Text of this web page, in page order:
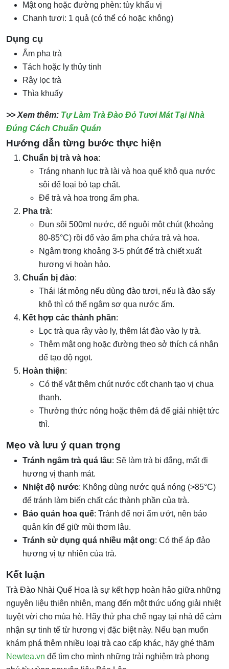
Mật ong hoặc đường phèn: tùy khẩu vị
Chanh tươi: 1 quả (có thể có hoặc không)
Dụng cụ
Ấm pha trà
Tách hoặc ly thủy tinh
Rây lọc trà
Thìa khuấy
>> Xem thêm: Tự Làm Trà Đào Đỏ Tươi Mát Tại Nhà
Đúng Cách Chuẩn Quán
Hướng dẫn từng bước thực hiện
Chuẩn bị trà và hoa:
Tráng nhanh lục trà lài và hoa quế khô qua nước
sôi để loại bỏ tạp chất.
Để trà và hoa trong ấm pha.
Pha trà:
Đun sôi 500ml nước, để nguội một chút (khoảng
80-85°C) rồi đổ vào ấm pha chứa trà và hoa.
Ngâm trong khoảng 3-5 phút để trà chiết xuất
hương vị hoàn hảo.
Chuẩn bị đào:
Thái lát mỏng nếu dùng đào tươi, nếu là đào sấy
khô thì có thể ngâm sơ qua nước ấm.
Kết hợp các thành phần:
Lọc trà qua rây vào ly, thêm lát đào vào ly trà.
Thêm mật ong hoặc đường theo sở thích cá nhân
để tạo độ ngọt.
Hoàn thiện:
Có thể vắt thêm chút nước cốt chanh tạo vị chua
thanh.
Thưởng thức nóng hoặc thêm đá để giải nhiệt tức
thì.
Mẹo và lưu ý quan trọng
Tránh ngâm trà quá lâu: Sẽ làm trà bị đắng, mất đi
hương vị thanh mát.
Nhiệt độ nước: Không dùng nước quá nóng (>85°C)
để tránh làm biến chất các thành phần của trà.
Bảo quản hoa quế: Tránh để nơi ẩm ướt, nên bảo
quản kín để giữ mùi thơm lâu.
Tránh sử dụng quá nhiều mật ong: Có thể áp đảo
hương vị tự nhiên của trà.
Kết luận
Trà Đào Nhài Quế Hoa là sự kết hợp hoàn hảo giữa những
nguyên liệu thiên nhiên, mang đến một thức uống giải nhiệt
tuyệt vời cho mùa hè. Hãy thử pha chế ngay tại nhà để cảm
nhận sự tinh tế từ hương vị đặc biệt này. Nếu bạn muốn
khám phá thêm nhiều loại trà cao cấp khác, hãy ghé thăm
Newtea.vn để tìm cho mình những trải nghiệm trà phong